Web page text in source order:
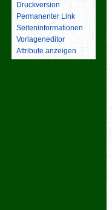
Druckversion
Permanenter Link
Seiten­­informationen
Vorlageneditor
Attribute anzeigen